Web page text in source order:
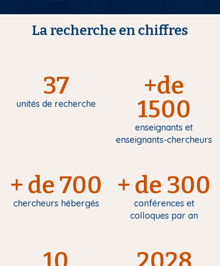
La recherche en chiffres
37
unités de recherche
+de
1500
enseignants et
enseignants-chercheurs
+ de 700
chercheurs hébergés
+ de 300
conférences et
colloques par an